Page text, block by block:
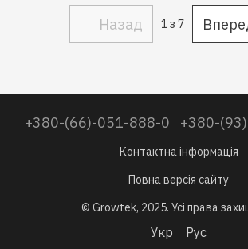
Назад 1 з 7
+380-(66)-051-888-0 +380-
Контактна інформація
Повна версія сайту
© Growtek, 2025. Усі права
Укр Рус